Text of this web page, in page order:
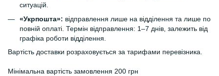
ситуацій.
«Укрпошта»: відправлення лише на відділення та лише по
повній оплаті. Термін відправлення: 1–7 днів, залежить від
графіка роботи відділення.
Вартість доставки розраховується за тарифами перевізника.
Мінімальна вартість замовлення 200 грн